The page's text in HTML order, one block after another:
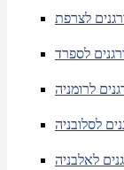
לצרפת
לספרד
לרומניה
לסלובניה
לאלבניה